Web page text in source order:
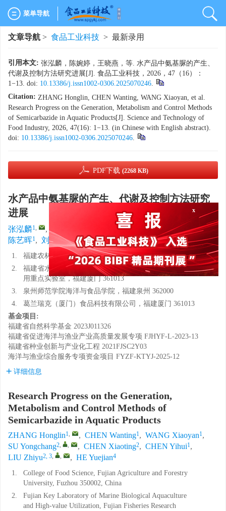
菜单导航
文章导航 > 食品工业科技 > 最新录用
引用本文: 张泓麟，陈婉婷，王晓燕，等. 水产品中氨基脲的产生、
代谢及控制方法研究进展[J]. 食品工业科技，2026，47（16）：
1−13. doi: 10.13386/j.issn1002-0306.2025070246.
Citation: ZHANG Honglin, CHEN Wanting, WANG Xiaoyan, et al.
Research Progress on the Generation, Metabolism and Control Methods
of Semicarbazide in Aquatic Products[J]. Science and Technology of
Food Industry, 2026, 47(16): 1−13. (in Chinese with English abstract).
doi: 10.13386/j.issn1002-0306.2025070246.
PDF下载 (2268 KB)
水产品中氨基脲的产生、代谢及控制方法研究
进展
张泓麟1, , 苏永昌 , , 陈晓婷2,
陈艺晖1, 刘智禹2, 3 , , , 何跃建 4
1.
福建农林大学食品科学学院，福建福州 350002
2.
福建省水产研究所，福建省海洋生物增养殖与高值化利
用重点实验室，福建厦门 361013
3.
泉州师范学院海洋与食品学院，福建泉州 362000
4.
葛兰瑞克（厦门）食品科技有限公司，福建厦门 361013
基金项目:
福建省自然科学基金 2023J011326
福建省促进海洋与渔业产业高质量发展专项 FJHYF-L-2023-13
福建省种业创新与产业化工程 2021FJSC2Y03
海洋与渔业综合服务专项资金项目 FYZF-KTYJ-2025-12
详细信息
Research Progress on the Generation,
Metabolism and Control Methods of
Semicarbazide in Aquatic Products
ZHANG Honglin1, , CHEN Wanting1, WANG Xiaoyan1,
SU Yongchang2, , , CHEN Xiaoting2, CHEN Yihui1,
LIU Zhiyu2, 3, , , HE Yuejian4
1.
College of Food Science, Fujian Agriculture and Forestry
University, Fuzhou 350002, China
2.
Fujian Key Laboratory of Marine Biological Aquaculture
and High-value Utilization, Fujian Fisheries Research
x